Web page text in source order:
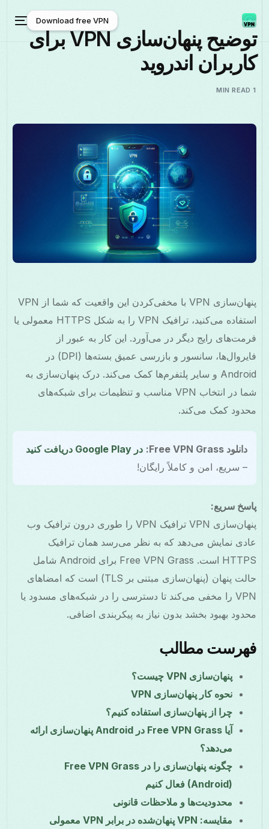
فارسی
Download free VPN
Download free VPN
توضیح پنهان‌سازی VPN برای
کاربران اندروید
1 MIN READ
پنهان‌سازی VPN با مخفی‌کردن این واقعیت که شما از VPN
استفاده می‌کنید، ترافیک VPN را به شکل HTTPS معمولی یا
فرمت‌های رایج دیگر در می‌آورد. این کار به عبور از
فایروال‌ها، سانسور و بازرسی عمیق بسته‌ها (DPI) در
Android و سایر پلتفرم‌ها کمک می‌کند. درک پنهان‌سازی به
شما در انتخاب VPN مناسب و تنظیمات برای شبکه‌های
محدود کمک می‌کند.
دانلود Free VPN Grass:
در Google Play دریافت کنید
– سریع، امن و کاملاً رایگان!
پاسخ سریع:
پنهان‌سازی VPN ترافیک VPN را طوری درون ترافیک وب
عادی نمایش می‌دهد که به نظر می‌رسد همان ترافیک
HTTPS است. Free VPN Grass برای Android شامل
حالت پنهان (پنهان‌سازی مبتنی بر TLS) است که امضاهای
VPN را مخفی می‌کند تا دسترسی را در شبکه‌های مسدود یا
محدود بهبود بخشد بدون نیاز به پیکربندی اضافی.
فهرست مطالب
پنهان‌سازی VPN چیست؟
نحوه کار پنهان‌سازی VPN
چرا از پنهان‌سازی استفاده کنیم؟
آیا Free VPN Grass در Android پنهان‌سازی ارائه
می‌دهد؟
چگونه پنهان‌سازی را در Free VPN Grass
(Android) فعال کنیم
محدودیت‌ها و ملاحظات قانونی
مقایسه: VPN پنهان‌شده در برابر VPN معمولی